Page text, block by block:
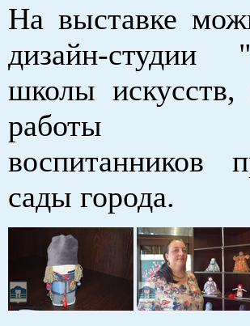
На выставке
дизайн-студии
школы искусств,
воспитанников
сады города.